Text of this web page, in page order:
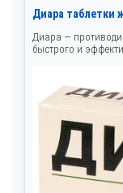
Диара таблетки
Диара —
быстрого и